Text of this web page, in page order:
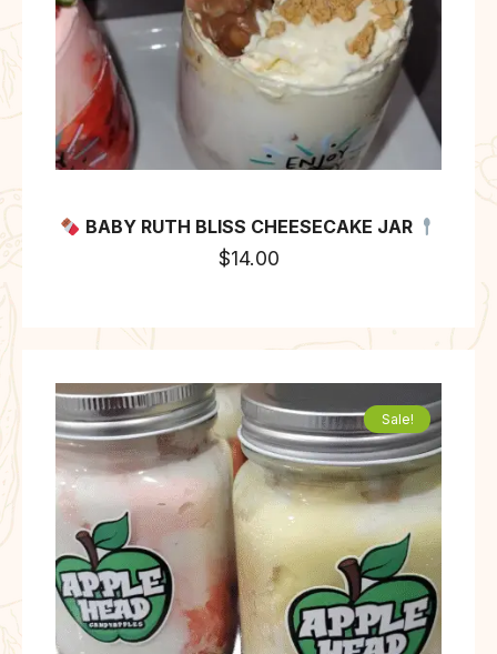
BABY RUTH BLISS CHEESECAKE JAR
$14.00
Sale!